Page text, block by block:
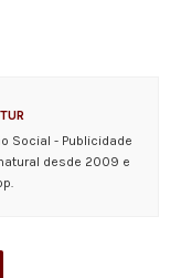
Social - Publicidade
desde 2009 e